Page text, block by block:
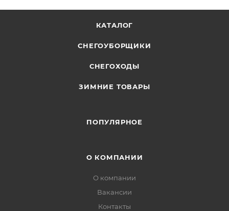
КАТАЛОГ
СНЕГОУБОРЩИКИ
СНЕГОХОДЫ
ЗИМНИЕ ТОВАРЫ
ПОПУЛЯРНОЕ
О КОМПАНИИ
О компании
Вакансии
Контакты